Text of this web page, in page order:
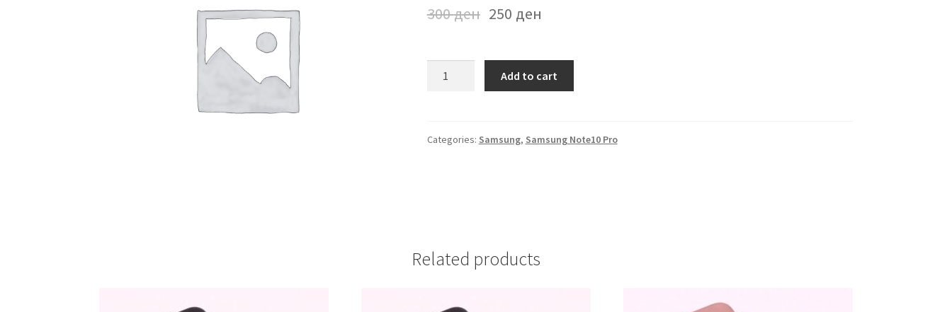
300ден 250 ден
Pro
Add to cart
Categories: Samsung, Samsung Note10 Pro
Related products